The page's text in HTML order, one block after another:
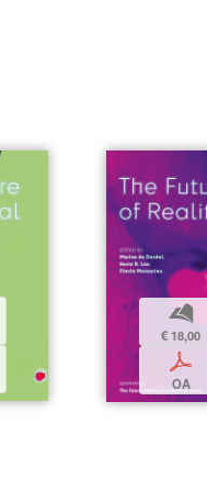
b
€ 18,00
p
OA